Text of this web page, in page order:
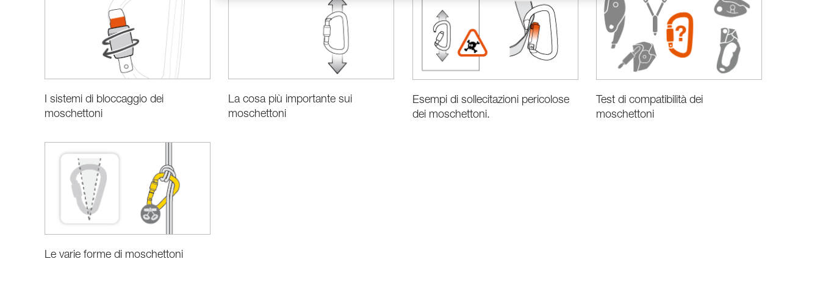
I sistemi di bloccaggio dei
moschettoni
La cosa più importante sui
moschettoni
Esempi di sollecitazioni pericolose
dei moschettoni.
Test di compatibilità dei
moschettoni
Le varie forme di moschettoni